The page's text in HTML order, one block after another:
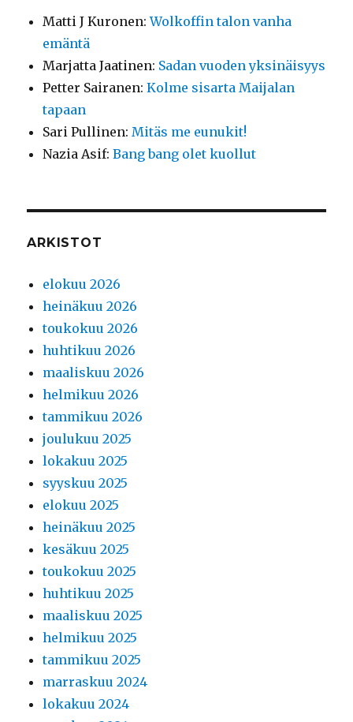
Matti J Kuronen:Wolkoffin talon vanha
emäntä
Marjatta Jaatinen: Sadan vuoden yksinäisyys
Petter Sairanen:Kolme sisarta Maijalan
tapaan
Sari Pullinen:Mitäs me eunukit!
Nazia Asif:Bang bang olet kuollut
ARKISTOT
elokuu 2026
heinäkuu 2026
toukokuu 2026
huhtikuu 2026
maaliskuu 2026
helmikuu 2026
tammikuu 2026
joulukuu 2025
lokakuu 2025
syyskuu 2025
elokuu 2025
heinäkuu 2025
kesäkuu 2025
toukokuu 2025
huhtikuu 2025
maaliskuu 2025
helmikuu 2025
tammikuu 2025
marraskuu 2024
lokakuu 2024